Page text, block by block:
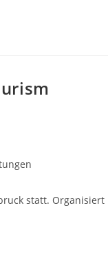
statt. Organisiert